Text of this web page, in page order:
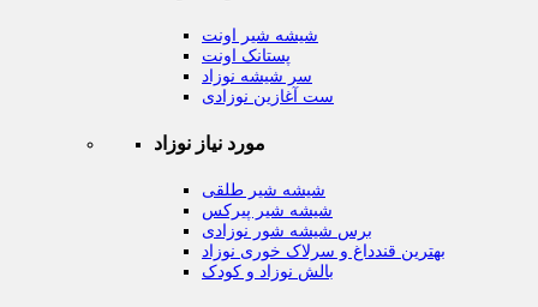
شیشه شیر اونت
پستانک اونت
سر شیشه نوزاد
ست آغازین نوزادی
مورد نیاز نوزاد
شیشه شیر طلقی
شیشه شیر پیرکس
برس شیشه شور نوزادی
بهترین قندداغ و سرلاک خوری نوزاد
بالش نوزاد و کودک